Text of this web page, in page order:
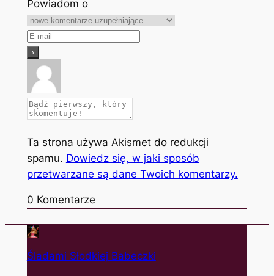
Powiadom o
Ta strona używa Akismet do redukcji
spamu. Dowiedz się, w jaki sposób
przetwarzane są dane Twoich komentarzy.
0 Komentarze
Śladami Słodkiej Babeczki